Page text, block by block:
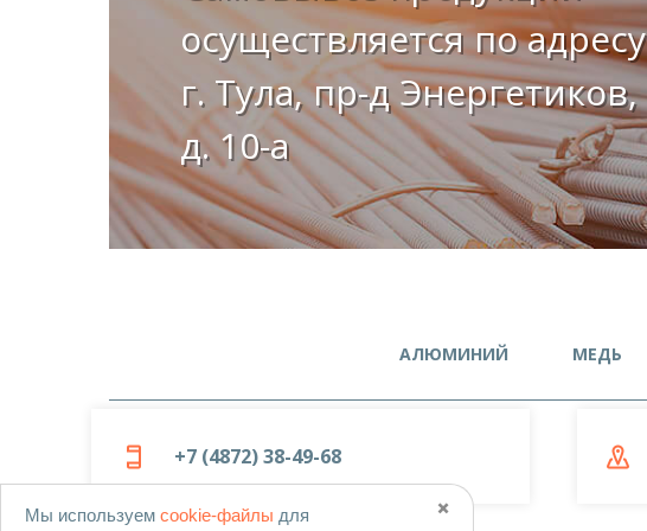
осуществляется по адресу
г. Тула, пр-д Энергетиков,
д. 10-а
+7 (4872) 38-49-68
АЛЮМИНИЙ МЕДЬ
✖️
Мы используем cookie-файлы для